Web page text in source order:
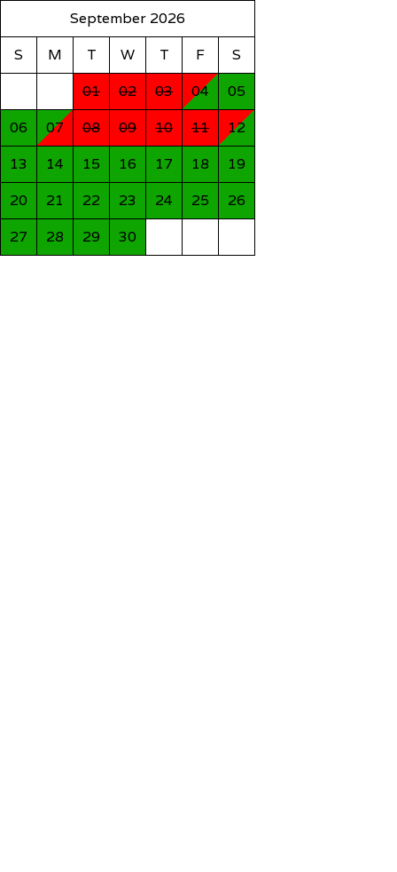
September 2026
S
M T W T F
S
01
02 03 04
05
06
07 08 09 10 11
12
13
14 15 16 17 18
19
20
21 22 23 24 25
26
27
28 29 30